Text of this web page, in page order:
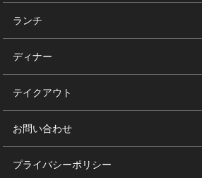
ランチ
ディナー
テイクアウト
お問い合わせ
プライバシーポリシー